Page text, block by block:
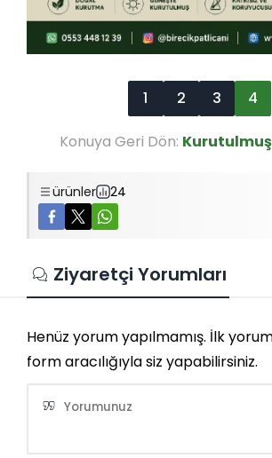
1 2 3 4
Konuya Geri Dön:
ürünler 24
Ziyaretçi Yorumları
Henüz yorum yapılmamış. İlk
form aracılığıyla siz yapabilirsiniz.